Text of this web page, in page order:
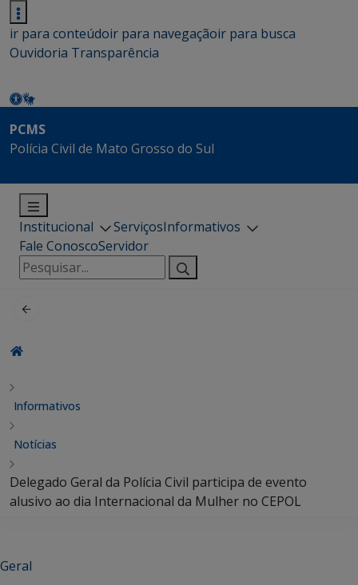
ir para conteúdoir para navegaçãoir para busca
Ouvidoria Transparência
PCMS
Polícia Civil de Mato Grosso do Sul
Institucional ServiçosInformativos
Fale ConoscoServidor
Pesquisar
por:
Informativos
Notícias
Delegado Geral da Polícia Civil participa de evento
alusivo ao dia Internacional da Mulher no CEPOL
Geral